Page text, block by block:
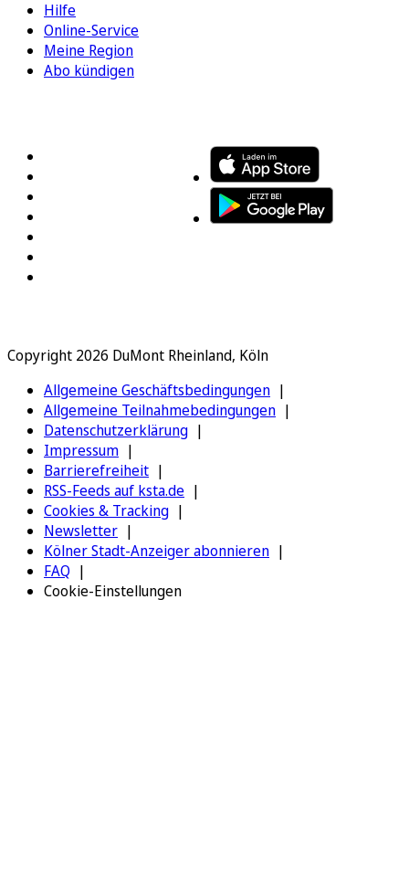
Hilfe
Online-Service
Meine Region
Abo kündigen
Copyright 2026 DuMont Rheinland, Köln
Allgemeine Geschäftsbedingungen
Allgemeine Teilnahmebedingungen
Datenschutzerklärung
Impressum
Barrierefreiheit
RSS-Feeds auf ksta.de
Cookies & Tracking
Newsletter
Kölner Stadt-Anzeiger abonnieren
FAQ
Cookie-Einstellungen